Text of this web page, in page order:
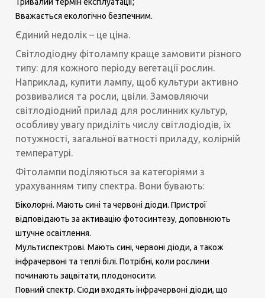
Вважається екологічно безпечним.
Єдиний недолік – це ціна.
Світлодіодну фітолампу краще замовити різного
типу: для кожного періоду вегетації рослин.
Наприклад, купити лампу, щоб культури активно
розвивалися та росли, цвіли. Замовляючи
світлодіодний прилад для рослинних культур,
особливу увагу приділіть числу світлодіодів, їх
потужності, загальної ватності приладу, колірній
температурі.
Фітолампи поділяються за категоріями з
урахуванням типу спектра. Вони бувають:
Біколорні. Мають сині та червоні діоди. Пристрої
відповідають за активацію фотосинтезу, доповнюють
штучне освітлення.
Мультиспектрові. Мають сині, червоні діоди, а також
інфрачервоні та теплі білі. Потрібні, коли рослини
починають зацвітати, плодоносити.
Повний спектр. Сюди входять інфрачервоні діоди, що